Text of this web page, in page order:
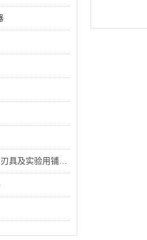
具及实验用铺助